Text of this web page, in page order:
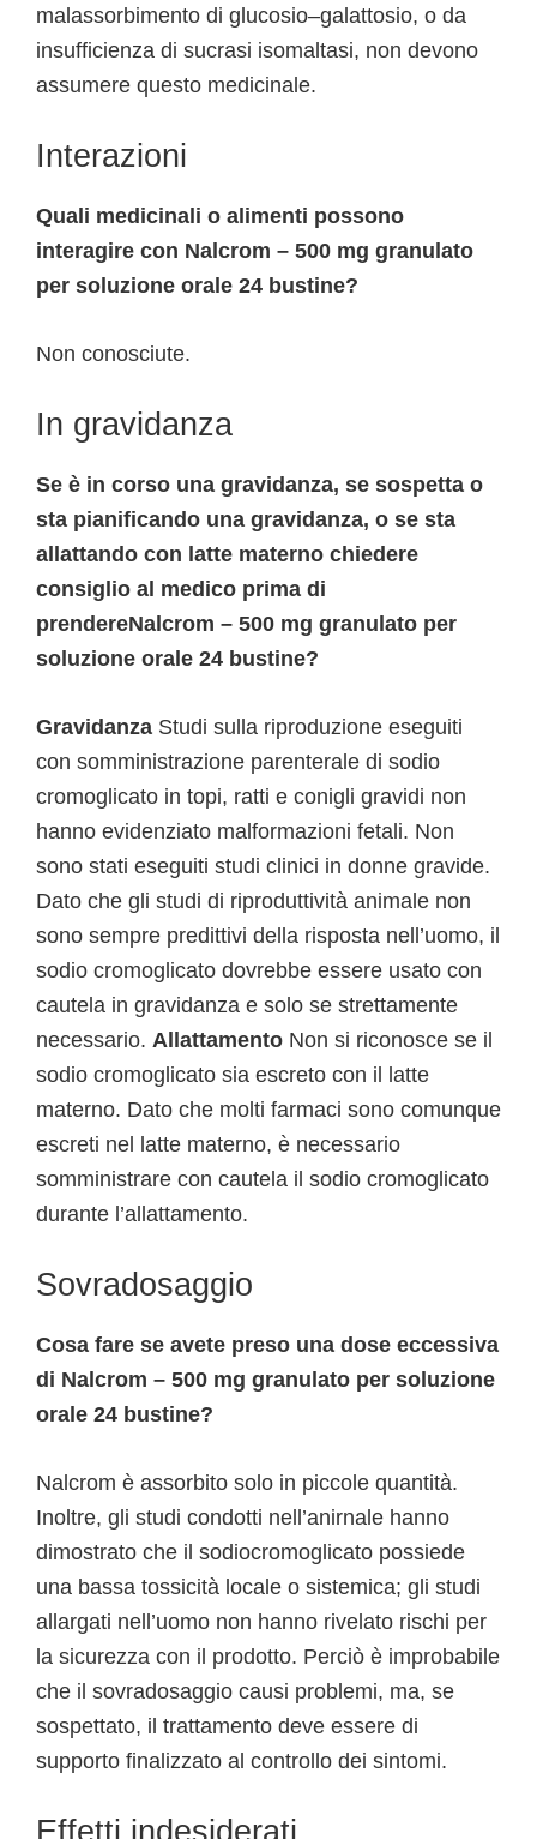
malassorbimento di glucosio–galattosio, o da
insufficienza di sucrasi isomaltasi, non devono
assumere questo medicinale.
Interazioni
Quali medicinali o alimenti possono
interagire con Nalcrom – 500 mg granulato
per soluzione orale 24 bustine?
Non conosciute.
In gravidanza
Se è in corso una gravidanza, se sospetta o
sta pianificando una gravidanza, o se sta
allattando con latte materno chiedere
consiglio al medico prima di
prendereNalcrom – 500 mg granulato per
soluzione orale 24 bustine?
Gravidanza Studi sulla riproduzione eseguiti
con somministrazione parenterale di sodio
cromoglicato in topi, ratti e conigli gravidi non
hanno evidenziato malformazioni fetali. Non
sono stati eseguiti studi clinici in donne gravide.
Dato che gli studi di riproduttività animale non
sono sempre predittivi della risposta nell’uomo, il
sodio cromoglicato dovrebbe essere usato con
cautela in gravidanza e solo se strettamente
necessario. Allattamento Non si riconosce se il
sodio cromoglicato sia escreto con il latte
materno. Dato che molti farmaci sono comunque
escreti nel latte materno, è necessario
somministrare con cautela il sodio cromoglicato
durante l’allattamento.
Sovradosaggio
Cosa fare se avete preso una dose eccessiva
di Nalcrom – 500 mg granulato per soluzione
orale 24 bustine?
Nalcrom è assorbito solo in piccole quantità.
Inoltre, gli studi condotti nell’anirnale hanno
dimostrato che il sodiocromoglicato possiede
una bassa tossicità locale o sistemica; gli studi
allargati nell’uomo non hanno rivelato rischi per
la sicurezza con il prodotto. Perciò è improbabile
che il sovradosaggio causi problemi, ma, se
sospettato, il trattamento deve essere di
supporto finalizzato al controllo dei sintomi.
Effetti indesiderati